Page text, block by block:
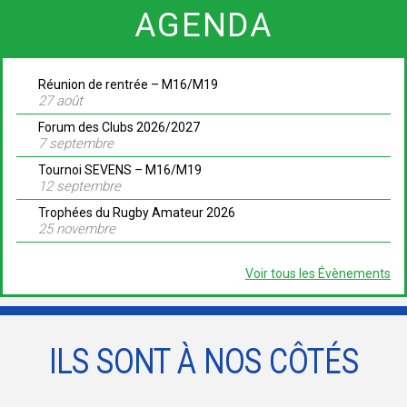
AGENDA
Réunion de rentrée – M16/M19
27 août
Forum des Clubs 2026/2027
7 septembre
Tournoi SEVENS – M16/M19
12 septembre
Trophées du Rugby Amateur 2026
25 novembre
Voir tous les Évènements
ILS SONT À NOS CÔTÉS